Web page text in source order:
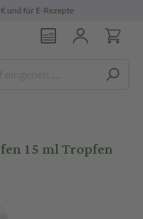
und für E-Rezepte
15 ml Tropfen